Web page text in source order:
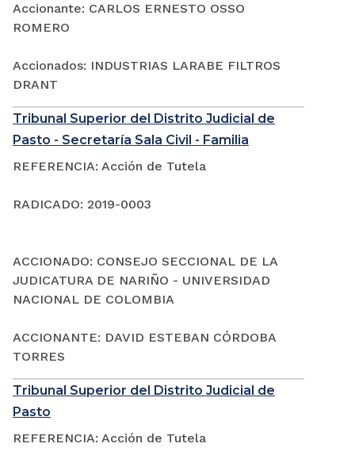
Accionante: CARLOS ERNESTO OSSO
ROMERO
Accionados: INDUSTRIAS LARABE FILTROS
DRANT
Tribunal Superior del Distrito Judicial de
Pasto - Secretaría Sala Civil - Familia
REFERENCIA: Acción de Tutela
RADICADO: 2019-0003
ACCIONADO: CONSEJO SECCIONAL DE LA
JUDICATURA DE NARIÑO - UNIVERSIDAD
NACIONAL DE COLOMBIA
ACCIONANTE: DAVID ESTEBAN CÓRDOBA
TORRES
Tribunal Superior del Distrito Judicial de
Pasto
REFERENCIA: Acción de Tutela